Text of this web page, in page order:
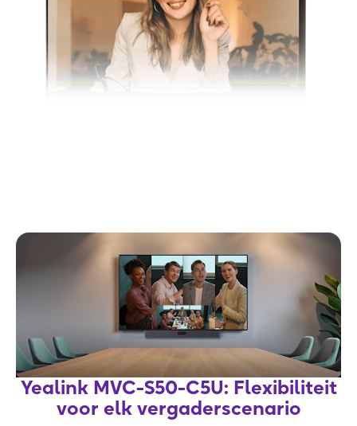
Yealink MVC-S50-C5U: Flexibiliteit
voor elk vergaderscenario